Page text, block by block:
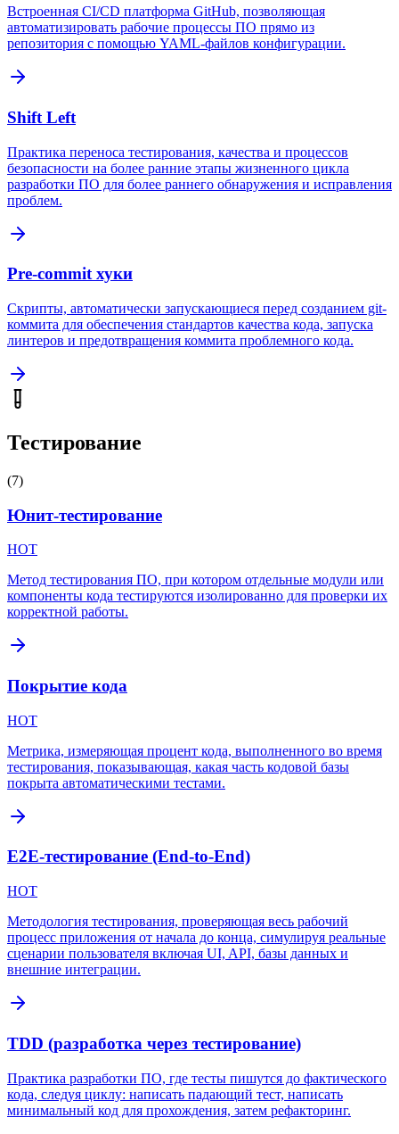
Встроенная CI/CD платформа GitHub, позволяющая
автоматизировать рабочие процессы ПО прямо из
репозитория с помощью YAML-файлов конфигурации.
Shift Left
Практика переноса тестирования, качества и процессов
безопасности на более ранние этапы жизненного цикла
разработки ПО для более раннего обнаружения и исправления
проблем.
Pre-commit хуки
Скрипты, автоматически запускающиеся перед созданием git-
коммита для обеспечения стандартов качества кода, запуска
линтеров и предотвращения коммита проблемного кода.
Тестирование
(7)
Юнит-тестирование
HOT
Метод тестирования ПО, при котором отдельные модули или
компоненты кода тестируются изолированно для проверки их
корректной работы.
Покрытие кода
HOT
Метрика, измеряющая процент кода, выполненного во время
тестирования, показывающая, какая часть кодовой базы
покрыта автоматическими тестами.
E2E-тестирование (End-to-End)
HOT
Методология тестирования, проверяющая весь рабочий
процесс приложения от начала до конца, симулируя реальные
сценарии пользователя включая UI, API, базы данных и
внешние интеграции.
TDD (разработка через тестирование)
Практика разработки ПО, где тесты пишутся до фактического
кода, следуя циклу: написать падающий тест, написать
минимальный код для прохождения, затем рефакторинг.